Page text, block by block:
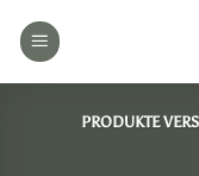
Inhalt
PRODUKTE